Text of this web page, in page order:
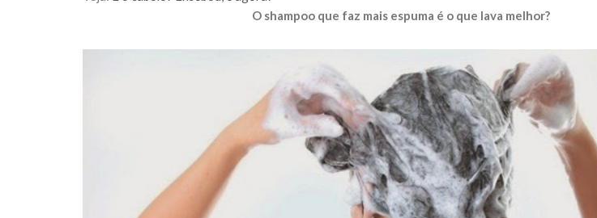
O shampoo que faz mais espuma é o que lava melhor?